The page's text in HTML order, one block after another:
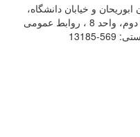
ابوریحان و خیابان دانشگاه،
شمارۀ 1182 (ساختمان فروردین)، طبقۀ دوم، واحد 8 ، روابط عمومی